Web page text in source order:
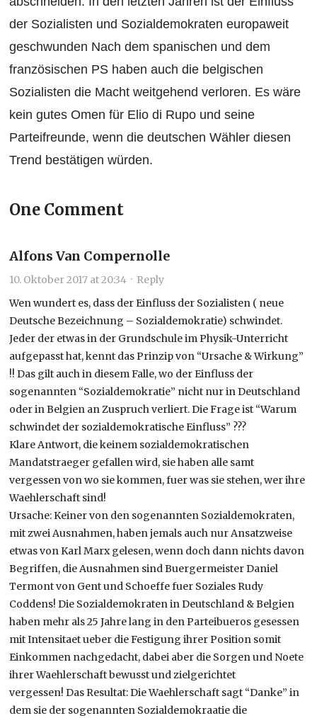
der Sozialisten und Sozialdemokraten europaweit
geschwunden Nach dem spanischen und dem
französischen PS haben auch die belgischen
Sozialisten die Macht weitgehend verloren. Es wäre
kein gutes Omen für Elio di Rupo und seine
Parteifreunde, wenn die deutschen Wähler diesen
Trend bestätigen würden.
One Comment
Alfons Van Compernolle
10. Oktober 2017 at 20:34 · Reply
Wen wundert es, dass der Einfluss der Sozialisten ( neue
Deutsche Bezeichnung – Sozialdemokratie) schwindet.
Jeder der etwas in der Grundschule im Physik-Unterricht
aufgepasst hat, kennt das Prinzip von “Ursache & Wirkung”
!! Das gilt auch in diesem Falle, wo der Einfluss der
sogenannten “Sozialdemokratie” nicht nur in Deutschland
oder in Belgien an Zuspruch verliert. Die Frage ist “Warum
schwindet der sozialdemokratische Einfluss” ???
Klare Antwort, die keinem sozialdemokratischen
Mandatstraeger gefallen wird, sie haben alle samt
vergessen von wo sie kommen, fuer was sie stehen, wer ihre
Waehlerschaft sind!
Ursache: Keiner von den sogenannten Sozialdemokraten,
mit zwei Ausnahmen, haben jemals auch nur Ansatzweise
etwas von Karl Marx gelesen, wenn doch dann nichts davon
Begriffen, die Ausnahmen sind Buergermeister Daniel
Termont von Gent und Schoeffe fuer Soziales Rudy
Coddens! Die Sozialdemokraten in Deutschland & Belgien
haben mehr als 25 Jahre lang in den Parteibueros gesessen
mit Intensitaet ueber die Festigung ihrer Position somit
Einkommen nachgedacht, dabei aber die Sorgen und Noete
ihrer Waehlerschaft bewusst und zielgerichtet
vergessen! Das Resultat: Die Waehlerschaft sagt “Danke” in
dem sie der sogenannten Sozialdemokraatie die